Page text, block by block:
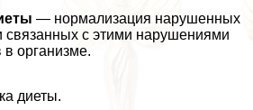
— нормализация нарушенных
связанных с этими нарушениями
организме.
диеты.